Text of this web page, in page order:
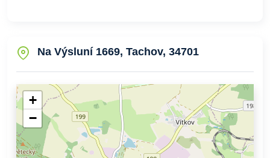
Na Výsluní 1669, Tachov, 34701
+
−